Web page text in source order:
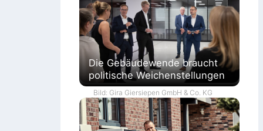
Die Gebäudewende braucht
politische Weichenstellungen
Bild: Gira Giersiepen GmbH & Co. KG